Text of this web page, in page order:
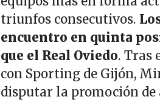
triunfos consecutivos.
encuentro en quinta
que el Real Oviedo. Tras
con Sporting de Gijón,
disputar la promoción de